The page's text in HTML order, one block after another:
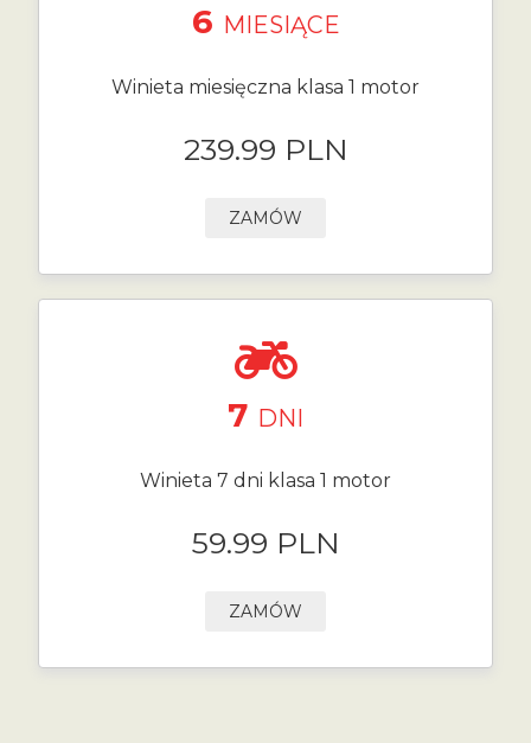
6 MIESIĄCE
Winieta miesięczna klasa 1 motor
239.99 PLN
ZAMÓW
7 DNI
Winieta 7 dni klasa 1 motor
59.99 PLN
ZAMÓW